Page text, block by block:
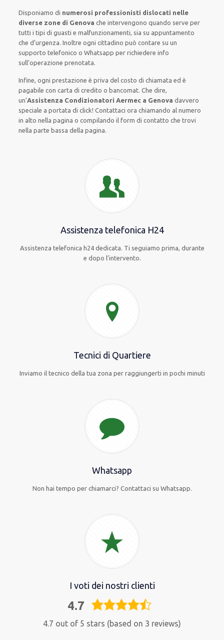
Disponiamo di numerosi professionisti dislocati nelle
diverse zone di Genova che intervengono quando serve per
tutti i tipi di guasti e malfunzionamenti, sia su appuntamento
che d’urgenza.Inoltre ogni cittadino può contare su un
supporto telefonico o Whatsapp per richiedere info
sull’operazione prenotata.
Infine, ogni prestazione è priva del costo di chiamata ed è
pagabile con carta di credito o bancomat.Che dire,
un’Assistenza Condizionatori Aermec a Genova davvero
speciale a portata di click! Contattaci ora chiamando al numero
in alto nella pagina o compilando il form di contatto che trovi
nella parte bassa della pagina.
Assistenza telefonica H24
Assistenza telefonica h24 dedicata. Ti seguiamo prima, durante
e dopo l’intervento.
Tecnici di Quartiere
Inviamo il tecnico della tua zona per raggiungerti in pochi minuti
Whatsapp
Non hai tempo per chiamarci? Contattaci su Whatsapp.
I voti dei nostri clienti
4.7
4,7
4.7 out of 5 stars (based on 3 reviews)